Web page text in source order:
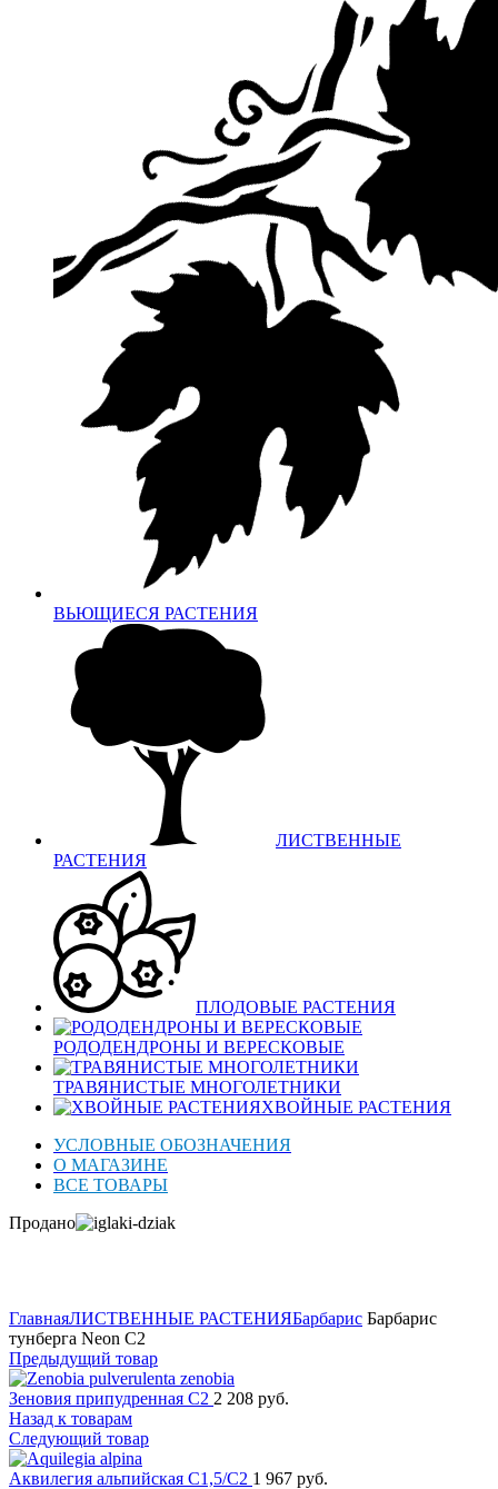
ВЬЮЩИЕСЯ РАСТЕНИЯ
ЛИСТВЕННЫЕ
РАСТЕНИЯ
ПЛОДОВЫЕ РАСТЕНИЯ
РОДОДЕНДРОНЫ И ВЕРЕСКОВЫЕ
ТРАВЯНИСТЫЕ МНОГОЛЕТНИКИ
ХВОЙНЫЕ РАСТЕНИЯ
УСЛОВНЫЕ ОБОЗНАЧЕНИЯ
О МАГАЗИНЕ
ВСЕ ТОВАРЫ
Продано
ГлавнаяЛИСТВЕННЫЕ РАСТЕНИЯБарбарис Барбарис
тунберга Neon C2
Предыдущий товар
Зеновия припудренная C2 2 208 руб.
Назад к товарам
Следующий товар
Аквилегия альпийская C1,5/C2 1 967 руб.